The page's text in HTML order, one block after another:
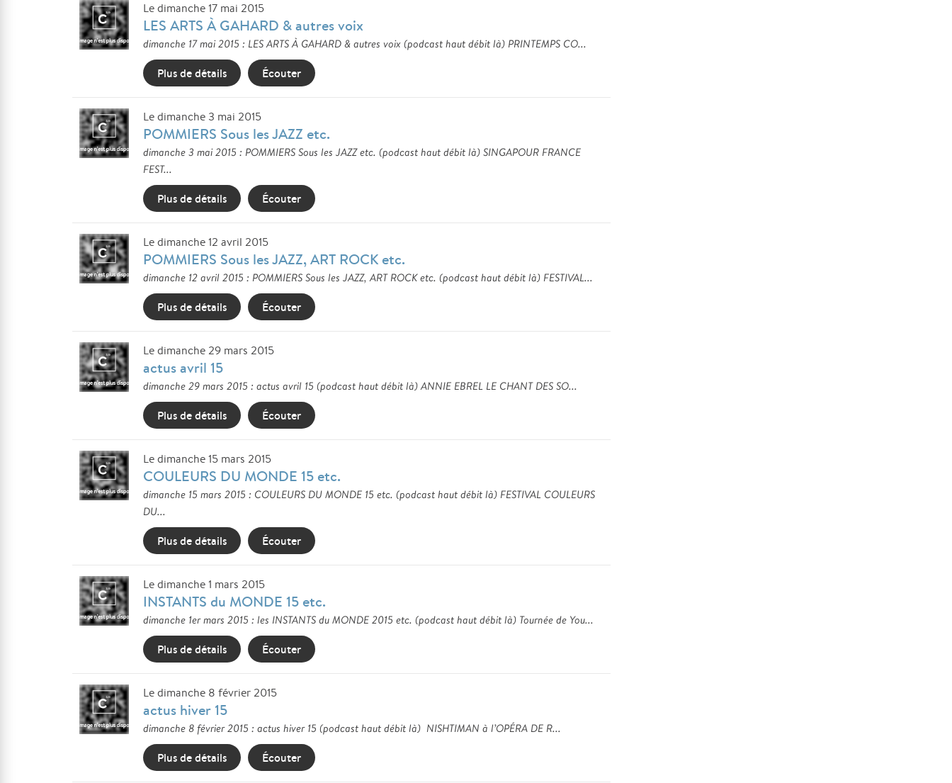
Le dimanche 17 mai 2015
LES ARTS À GAHARD & autres voix
dimanche 17 mai 2015 : LES ARTS À GAHARD & autres voix (podcast haut débit là) PRINTEMPS CO...
Plus de détails Écouter
Le dimanche 3 mai 2015
POMMIERS Sous les JAZZ etc.
dimanche 3 mai 2015 : POMMIERS Sous les JAZZ etc. (podcast haut débit là) SINGAPOUR FRANCE
FEST...
Plus de détails Écouter
Le dimanche 12 avril 2015
POMMIERS Sous les JAZZ, ART ROCK etc.
dimanche 12 avril 2015 : POMMIERS Sous les JAZZ, ART ROCK etc. (podcast haut débit là) FESTIVAL...
Plus de détails Écouter
Le dimanche 29 mars 2015
actus avril 15
dimanche 29 mars 2015 : actus avril 15 (podcast haut débit là) ANNIE EBREL LE CHANT DES SO...
Plus de détails Écouter
Le dimanche 15 mars 2015
COULEURS DU MONDE 15 etc.
dimanche 15 mars 2015 : COULEURS DU MONDE 15 etc. (podcast haut débit là) FESTIVAL COULEURS
DU...
Plus de détails Écouter
Le dimanche 1 mars 2015
INSTANTS du MONDE 15 etc.
dimanche 1er mars 2015 : les INSTANTS du MONDE 2015 etc. (podcast haut débit là) Tournée de You...
Plus de détails Écouter
Le dimanche 8 février 2015
actus hiver 15
dimanche 8 février 2015 : actus hiver 15 (podcast haut débit là) NISHTIMAN à l’OPÉRA DE R...
Plus de détails Écouter